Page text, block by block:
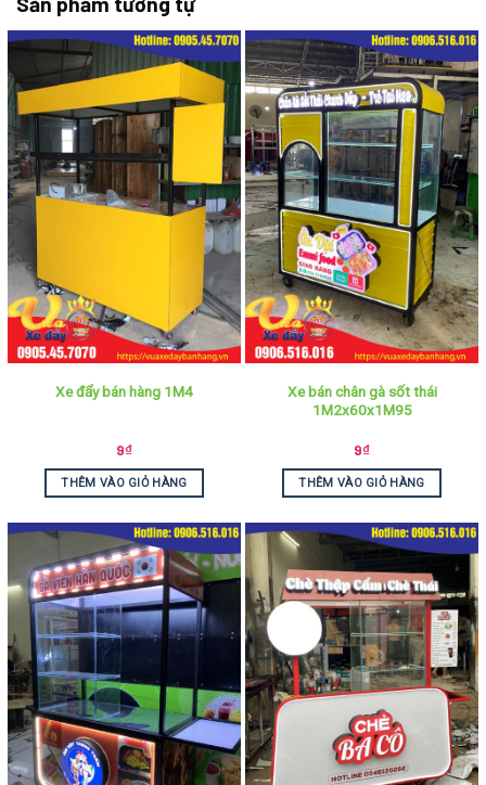
Xe đẩy bán hàng 1M4
9₫
THÊM VÀO GIỎ HÀNG
Xe bán chân gà sốt thái
1M2x60x1M95
9₫
THÊM VÀO GIỎ HÀNG